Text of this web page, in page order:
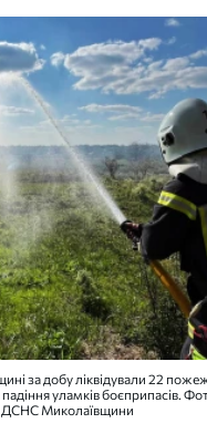
за добу ліквідували 22
уламків боєприпасів.
ДСНС Миколаївщини